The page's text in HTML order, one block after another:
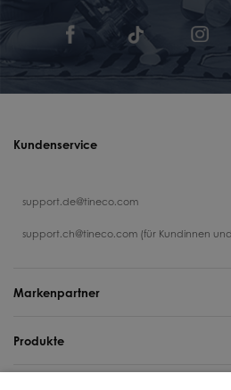
Kundenservice
support.de@tineco.com
support.ch@tineco.com (für Kundinnen
Markenpartner
Produkte